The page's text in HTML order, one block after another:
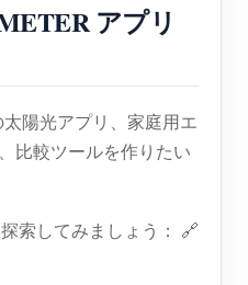
アプリ
陽光アプリ、家庭用エ
比較ツールを作りたい
索してみましょう： 🔗